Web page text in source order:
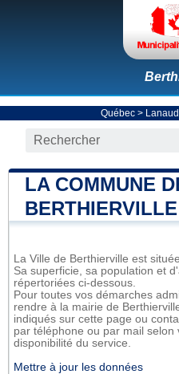
Québec>
LA COMMUNE
BERTHIERVILLE
La Ville de Berthierville est
Sa superficie, sa population et
répertoriées ci-dessous.
Pour toutes vos démarches
rendre à la mairie de
indiqués sur cette page ou
par téléphone ou par mail
disponibilité du service.
Mettre à jour les données